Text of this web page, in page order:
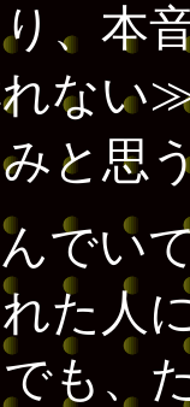
、本
ない
と思
でい
た人
も、